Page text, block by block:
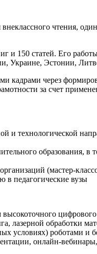
чтения,
150 статей. Его
Украине, Эстонии,
кадрами через
за счет
и технологической
образования,
(мастер-
в педагогические вузы
лазерной обработки
условиях) роботами и
онлайн-